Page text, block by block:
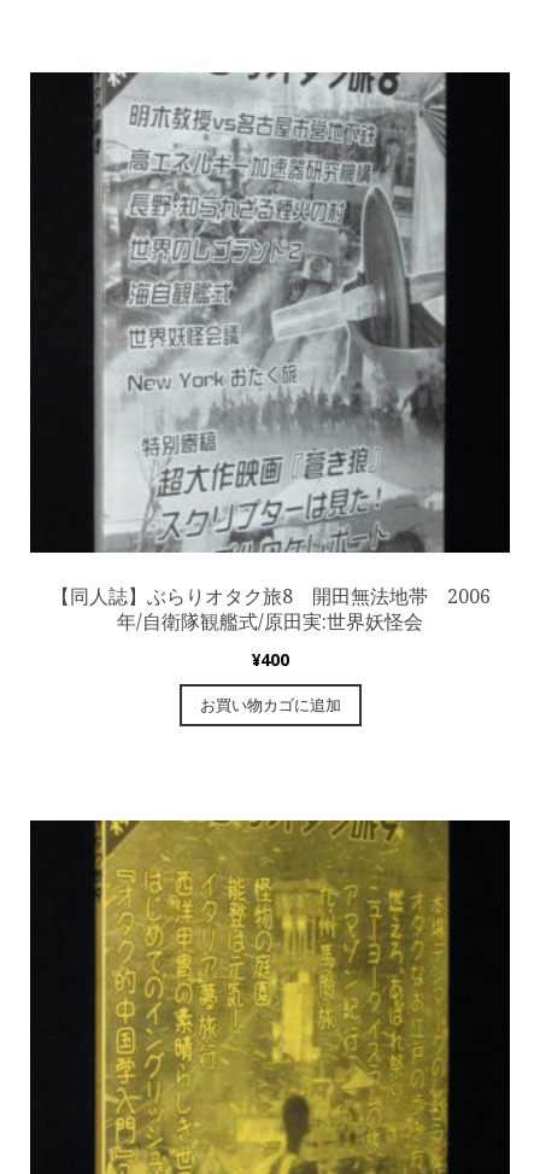
【同人誌】ぶらりオタク旅8 開田無法地帯 2006
年/自衛隊観艦式/原田実:世界妖怪会
¥400
お買い物カゴに追加